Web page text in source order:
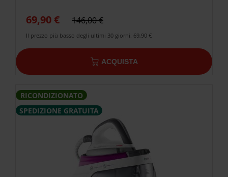
69,90 € 146,00 €
Il prezzo più basso degli ultimi 30 giorni: 69,90 €
ACQUISTA
RICONDIZIONATO
SPEDIZIONE GRATUITA